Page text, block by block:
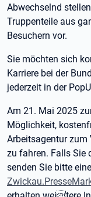
Abwechselnd
Truppenteile aus
Besuchern vor.
Sie möchten sich
Karriere bei der
jederzeit in der
Am 21. Mai 2025
Möglichkeit,
Arbeitsagentur
zu fahren. Falls Sie
senden Sie bitte